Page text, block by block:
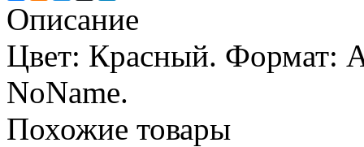
Описание
Цвет: Красный. Формат:
NoName.
Похожие товары